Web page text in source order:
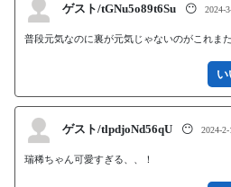
ゲスト/tGNu5o89t6Su 😶 2024-
普段元気なのに裏が元気じゃないのがこれま
い
ゲスト/tlpdjoNd56qU 😶 2024-
瑞稀ちゃん可愛すぎる、、！